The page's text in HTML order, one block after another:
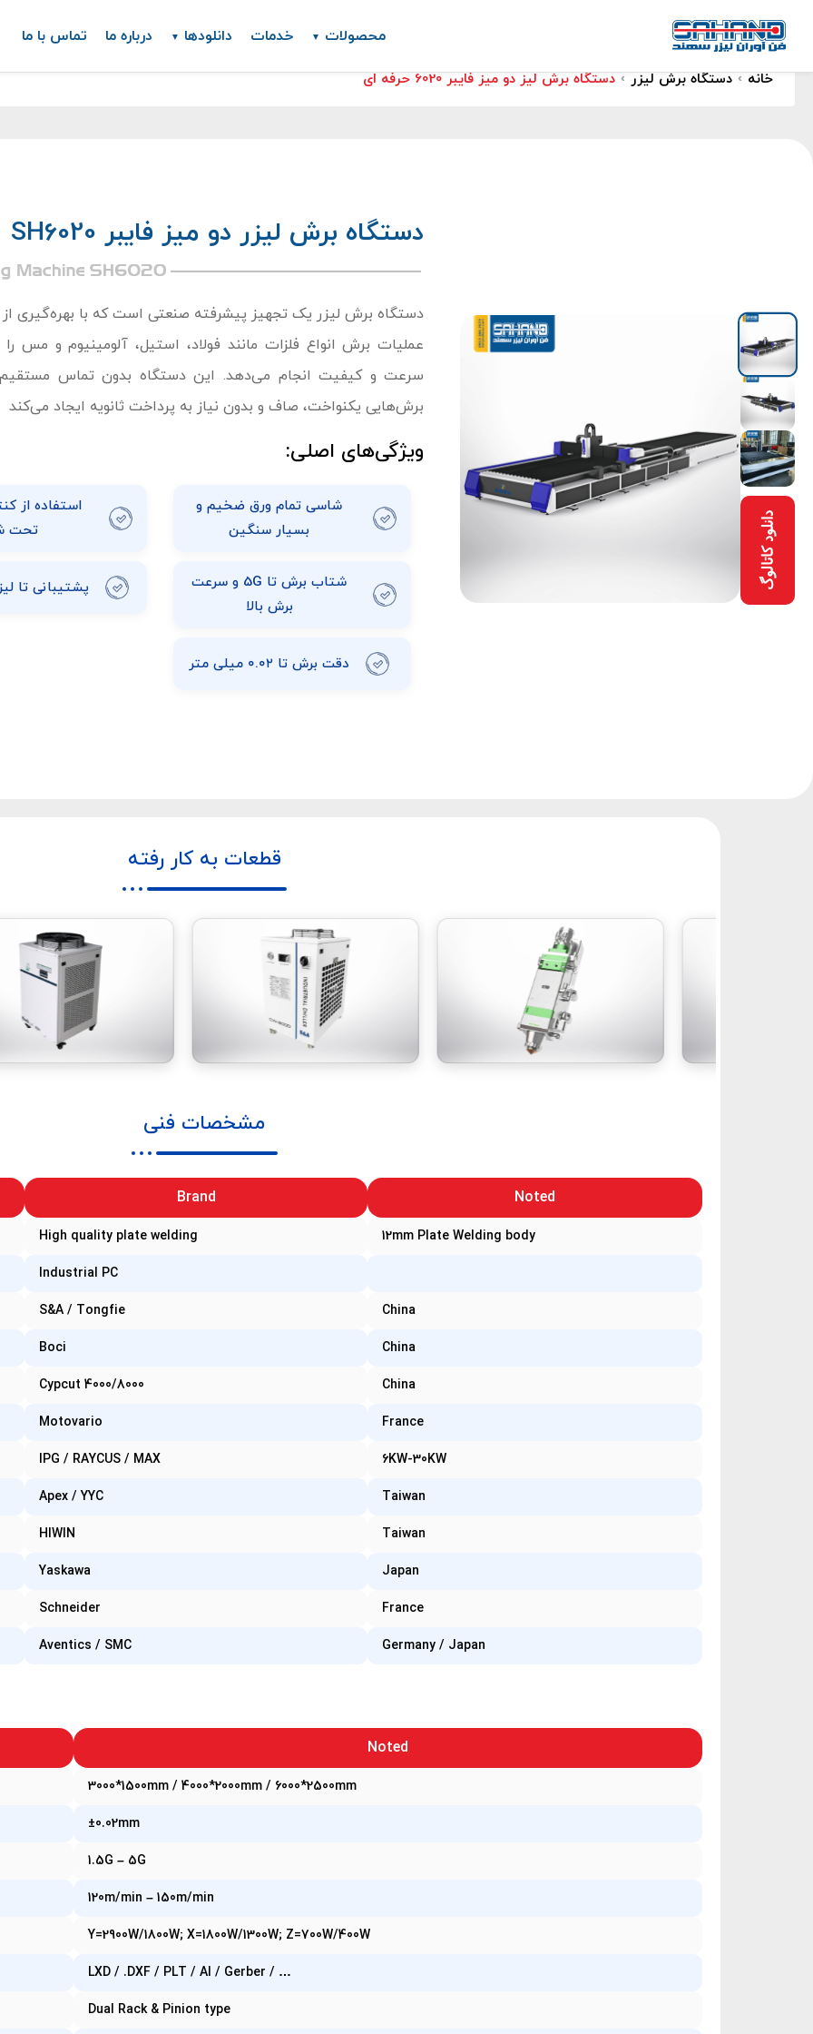
محصولات خدمات دانلودها درباره ما تماس با ما
خانه › دستگاه برش لیزر › دستگاه برش لیز دو میز فایبر 6020 حرفه ای
دانلود کاتالوگ
دستگاه برش لیزر دو میز فایبر SH6020
دستگاه برش لیزر یک تجهیز پیشرفته صنعتی است که با بهره‌گیری از
عملیات برش انواع فلزات مانند فولاد، استیل، آلومینیوم و مس را
سرعت و کیفیت انجام می‌دهد. این دستگاه بدون تماس
برش‌هایی یکنواخت، صاف و بدون نیاز به پرداخت ثانویه ایجاد می‌کند
ویژگی‌های اصلی:
شاسی تمام ورق ضخیم و
بسیار سنگین
استفاده از
تحت
شتاب برش تا 5G و سرعت
برش بالا
پشتیبانی تا لیزر30
دقت برش تا ۰.۰۲ میلی متر
قطعات به کار رفته
مشخصات فنی
Brand Noted
High quality plate welding 12mm Plate Welding body
Industrial PC
S&A / Tongfie China
Boci China
Cypcut 4000/8000 China
Motovario France
IPG / RAYCUS / MAX 6KW-30KW
Apex / YYC Taiwan
HIWIN Taiwan
Yaskawa Japan
Schneider France
Aventics / SMC Germany / Japan
Noted
3000*1500mm / 4000*2000mm / 6000*2500mm
±0.02mm
1.5G – 5G
120m/min – 150m/min
Y=2900W/1800W; X=1800W/1300W; Z=700W/400W
LXD / .DXF / PLT / AI / Gerber / …
Dual Rack & Pinion type